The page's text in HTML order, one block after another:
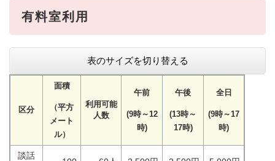
有料室利用
表のサイズを切り替える
区分
面積
（平方
メート
ル）
利用可能
人数
午前
(9時～12
時)
午後
(13時～
17時)
全日
(9時～17
時)
談話